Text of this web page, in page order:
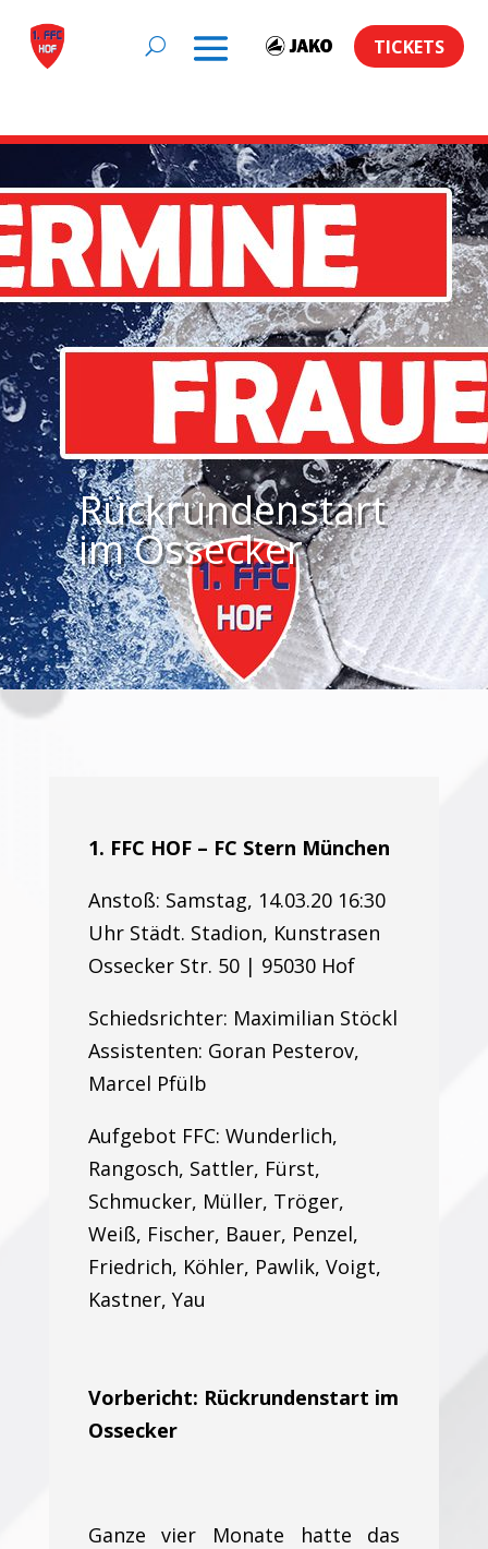
TICKETS
Rückrundenstart
im Ossecker
1. FFC HOF – FC Stern München
Anstoß: Samstag, 14.03.20 16:30
Uhr Städt. Stadion, Kunstrasen
Ossecker Str. 50 | 95030 Hof
Schiedsrichter: Maximilian Stöckl
Assistenten: Goran Pesterov,
Marcel Pfülb
Aufgebot FFC: Wunderlich,
Rangosch, Sattler, Fürst,
Schmucker, Müller, Tröger,
Weiß, Fischer, Bauer, Penzel,
Friedrich, Köhler, Pawlik, Voigt,
Kastner, Yau
Vorbericht: Rückrundenstart im
Ossecker
Ganze vier Monate hatte das